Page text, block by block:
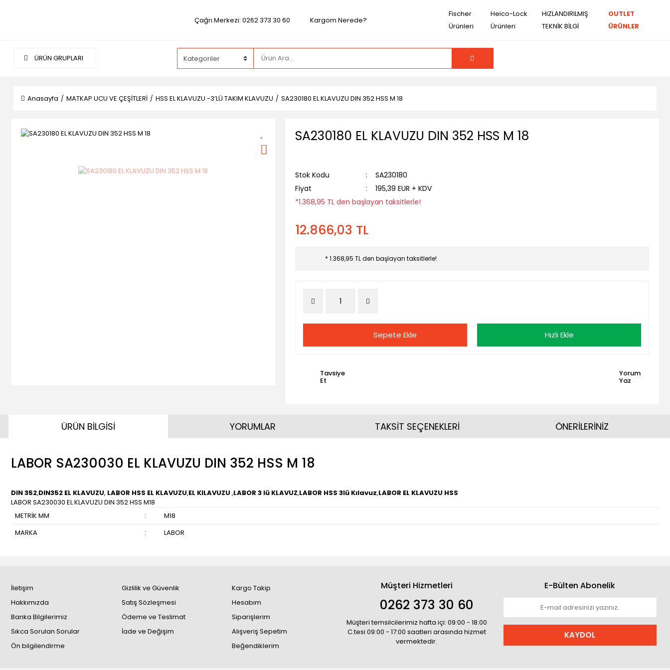
Çağrı Merkezi: 0262 373 30 60 Kargom Nerede?
Fischer
Ürünleri
Heico-Lock
Ürünleri
HIZLANDIRILMIŞ
TEKNİK BİLGİ
OUTLET
ÜRÜNLER
ÜRÜN GRUPLARI
Anasayfa MATKAP UCU VE ÇEŞİTLERİ HSS EL KLAVUZU -3’LÜ TAKIM KLAVUZU SA230180 EL KLAVUZU DIN 352 HSS M 18
SA230180 EL KLAVUZU DIN 352 HSS M 18
Stok Kodu
SA230180
Fiyat
195,39 EUR + KDV
*1.368,95 TL den başlayan taksitlerle!
12.866,03 TL
* 1.368,95 TL den başlayan taksitlerle!
Sepete Ekle Hızlı Ekle
Tavsiye
Et
Yorum
Yaz
ÜRÜN BİLGİSİ
LABOR SA230030 EL KLAVUZU DIN 352 HSS M 18
DIN 352,DIN352 EL KLAVUZU, LABOR HSS EL KLAVUZU,EL KILAVUZU ,LABOR 3 lü KLAVUZ,LABOR HSS 3lü Kılavuz,LABOR EL KLAVUZU HSS
LABOR SA230030 EL KLAVUZU DIN 352 HSS M18
METRİK MM
:
M18
MARKA
: LABOR
YORUMLAR TAKSİT SEÇENEKLERİ ÖNERİLERİNİZ
İletişim
Hakkımızda
Banka Bilgilerimiz
Sıkca Sorulan Sorular
Ön bilgilendirme
Gizlilik ve Güvenlik
Satış Sözleşmesi
Ödeme ve Teslimat
İade ve Değişim
Kargo Takip
Hesabım
Siparişlerim
Alışveriş Sepetim
Beğendiklerim
Müşteri Hizmetleri
0262 373 30 60
Müşteri temsilcilerimiz hafta içi: 09:00 - 18:00
C.tesi 09:00 - 17:00 saatleri arasında hizmet
vermektedir.
E-Bülten Abonelik
KAYDOL